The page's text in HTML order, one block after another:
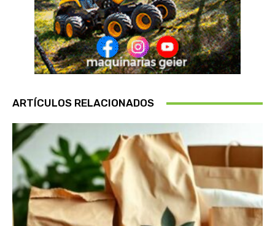
ARTÍCULOS RELACIONADOS